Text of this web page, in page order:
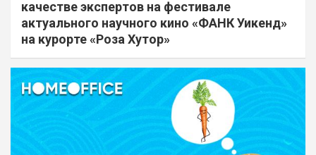
качестве экспертов на фестивале
актуального научного кино «ФАНК Уикенд»
на курорте «Роза Хутор»